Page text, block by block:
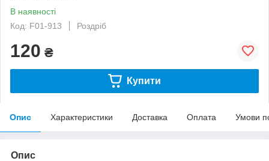
В наявності
Код: F01-913
Роздріб
120 ₴
Купити
Опис Характеристики Доставка Оплата Умови
Опис